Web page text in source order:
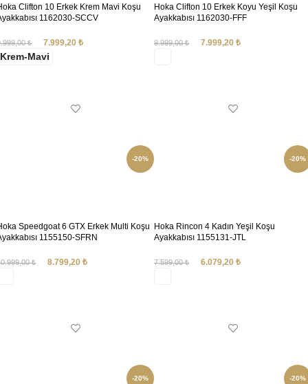
Clifton 10 Erkek Krem Mavi Koşu
1162030-SCCV
₺ 7.999,20 ₺
Krem-Mavi
Hoka Clifton 10 Erkek Koyu Yeşil Koşu
Ayakkabısı 1162030-FFF
9.999,00₺ 7.999,20 ₺
-20%
Speedgoat 6 GTX Erkek Multi Koşu
1155150-SFRN
₺ 8.799,20 ₺
-20%
Hoka Rincon 4 Kadın Yeşil Koşu
Ayakkabısı 1155131-JTL
7.599,00₺ 6.079,20 ₺
-20% -20%